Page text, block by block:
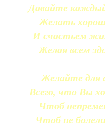
Давайте
Желать
И счастьем
Желая всем
Желайте для
Всего, что Вы
Чтоб
Чтоб не